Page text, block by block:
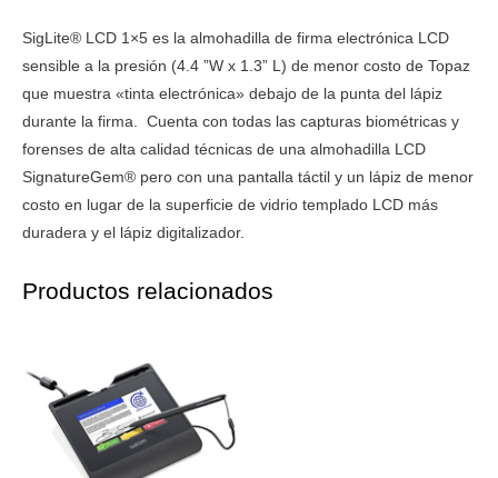
T-
L460
cantidad
SigLite® LCD 1×5 es la almohadilla de firma electrónica LCD
sensible a la presión (4.4 ”W x 1.3” L) de menor costo de Topaz
que muestra «tinta electrónica» debajo de la punta del lápiz
durante la firma. Cuenta con todas las capturas biométricas y
forenses de alta calidad técnicas de una almohadilla LCD
SignatureGem® pero con una pantalla táctil y un lápiz de menor
costo en lugar de la superficie de vidrio templado LCD más
duradera y el lápiz digitalizador.
Productos relacionados